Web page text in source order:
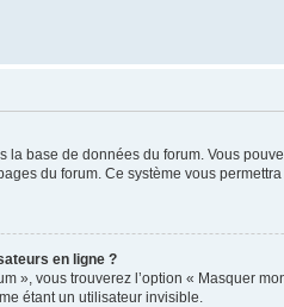
base de données du forum. Vous
du forum. Ce système vous
en ligne ?
», vous trouverez l’option « Masquer
étant un utilisateur invisible.